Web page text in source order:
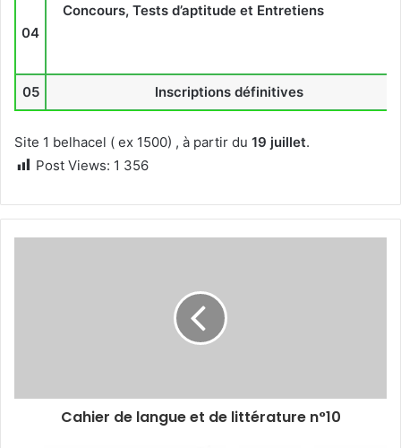
04
Concours, Tests d’aptitude et Entretiens
05 Inscriptions définitives
Site 1 belhacel ( ex 1500) , à partir du 19 juillet.
Post Views: 1 356
Cahier de langue et de littérature n°10